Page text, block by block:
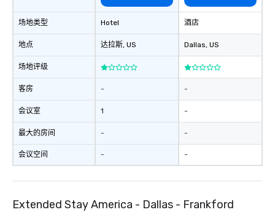
场地类型
地点
场地评级
客房
会议室
最大的房间
会议空间
Hotel
达拉斯, US
-
1
-
-
酒店
Dallas, US
-
-
-
-
Extended Stay America - Dallas - Frankford